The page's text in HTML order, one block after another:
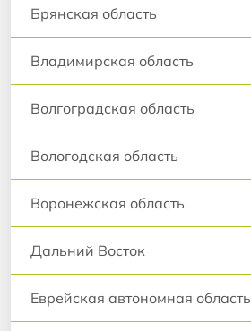
Брянская область
Владимирская область
Волгоградская область
Вологодская область
Воронежская область
Дальний Восток
Еврейская автономная область